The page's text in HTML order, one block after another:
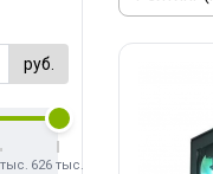
руб.
626 тыс.